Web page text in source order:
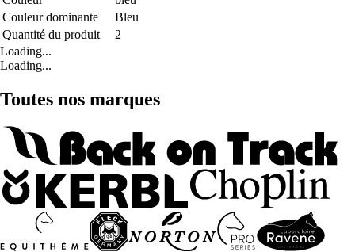
Couleur dominante
Bleu
Quantité du produit
2
Loading...
Loading...
Toutes nos marques